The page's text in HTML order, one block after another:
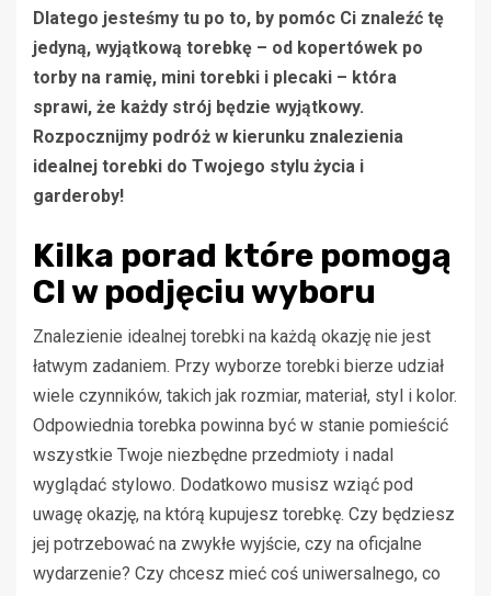
Dlatego jesteśmy tu po to, by pomóc Ci znaleźć tę
jedyną, wyjątkową torebkę – od kopertówek po
torby na ramię, mini torebki i plecaki – która
sprawi, że każdy strój będzie wyjątkowy.
Rozpocznijmy podróż w kierunku znalezienia
idealnej torebki do Twojego stylu życia i
garderoby!
Kilka porad które pomogą
CI w podjęciu wyboru
Znalezienie idealnej torebki na każdą okazję nie jest
łatwym zadaniem. Przy wyborze torebki bierze udział
wiele czynników, takich jak rozmiar, materiał, styl i kolor.
Odpowiednia torebka powinna być w stanie pomieścić
wszystkie Twoje niezbędne przedmioty i nadal
wyglądać stylowo. Dodatkowo musisz wziąć pod
uwagę okazję, na którą kupujesz torebkę. Czy będziesz
jej potrzebować na zwykłe wyjście, czy na oficjalne
wydarzenie? Czy chcesz mieć coś uniwersalnego, co